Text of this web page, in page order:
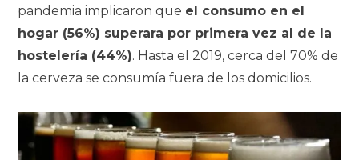
pandemia implicaron que el consumo en el
hogar (56%) superara por primera vez al de la
hostelería (44%). Hasta el 2019, cerca del 70% de
la cerveza se consumía fuera de los domicilios.